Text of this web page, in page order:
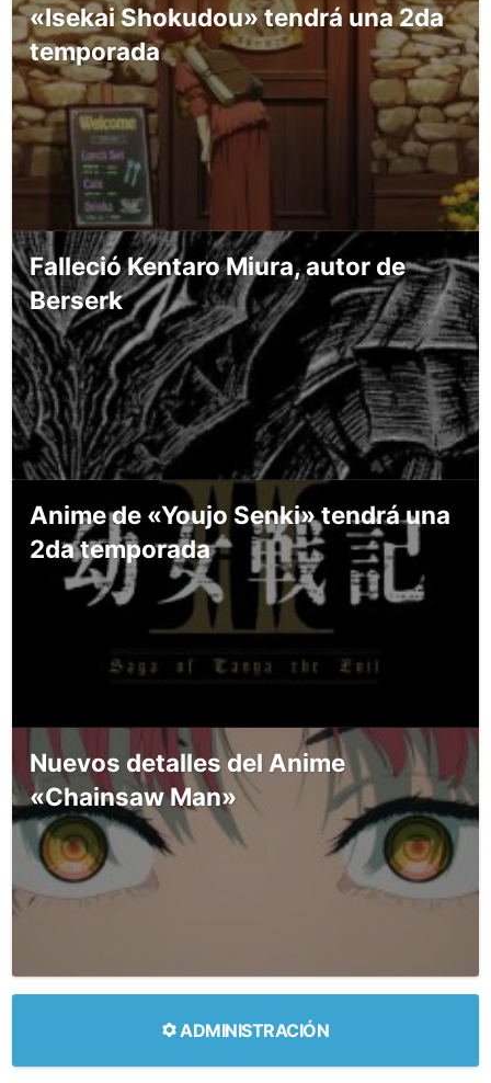
«Isekai Shokudou» tendrá una 2da
temporada
Falleció Kentaro Miura, autor de
Berserk
Anime de «Youjo Senki» tendrá una
2da temporada
Nuevos detalles del Anime
«Chainsaw Man»
ADMINISTRACIÓN